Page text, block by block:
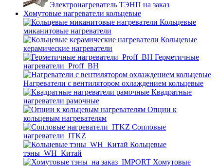
Электронагреватель ТЭНП на заказ
Хомутовые нагреватели кольцевые
Кольцевые
миканитовые нагреватели
Кольцевые
керамические нагреватели
Герметичные
нагреватели_Proff_BH
Нагреватели с вентилятором охлаждением кольцевые
Квадратные
нагреватели рамочные
Опции к
кольцевым нагревателям
Cопловые
нагреватели_ITKZ
Кольцевые
тэны_WH_Китай
Хомутовые